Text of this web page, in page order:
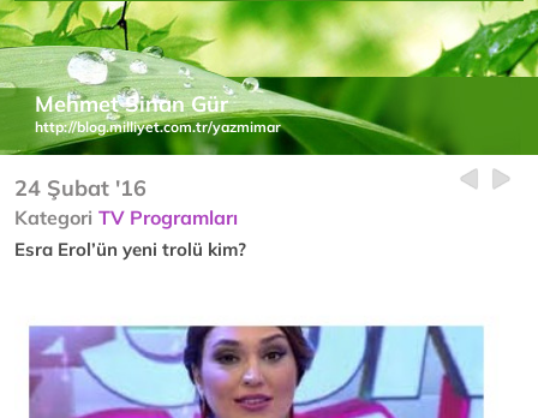
Mehmet Sinan Gür
http://blog.milliyet.com.tr/yazmimar
24 Şubat '16
Kategori TV Programları
Esra Erol’ün yeni trolü kim?